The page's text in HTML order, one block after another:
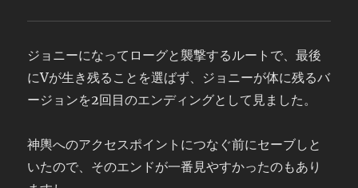
ジョニーになってローグと襲撃するルートで、最後
にVが生き残ることを選ばず、ジョニーが体に残るバ
ージョンを2回目のエンディングとして見ました。
神輿へのアクセスポイントにつなぐ前にセーブしと
いたので、そのエンドが一番見やすかったのもあり